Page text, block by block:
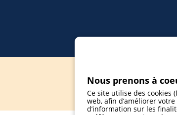
Nous prenons à
Ce site utilise des cookies
web, afin d’améliorer
d’information sur les